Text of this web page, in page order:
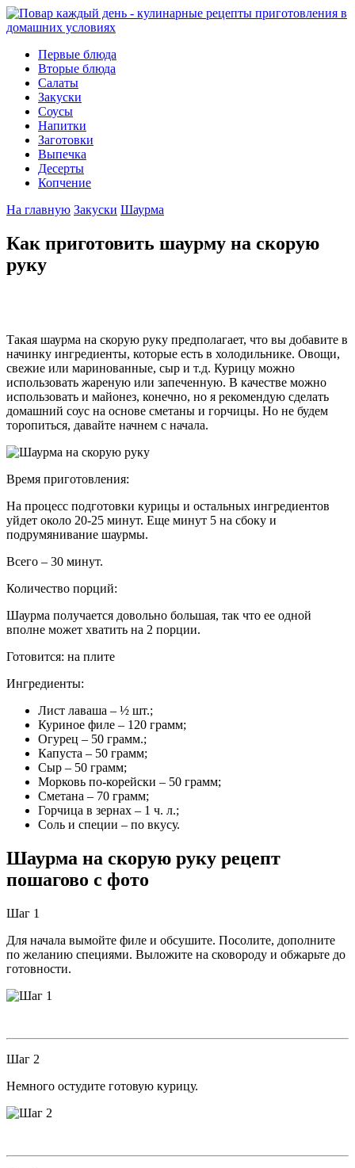
Первые блюда
Вторые блюда
Салаты
Закуски
Соусы
Напитки
Заготовки
Выпечка
Десерты
Копчение
На главную Закуски Шаурма
Как приготовить шаурму на скорую
руку
Такая шаурма на скорую руку предполагает, что вы добавите в
начинку ингредиенты, которые есть в холодильнике. Овощи,
свежие или маринованные, сыр и т.д. Курицу можно
использовать жареную или запеченную. В качестве можно
использовать и майонез, конечно, но я рекомендую сделать
домашний соус на основе сметаны и горчицы. Но не будем
торопиться, давайте начнем с начала.
Время приготовления:
На процесс подготовки курицы и остальных ингредиентов
уйдет около 20-25 минут. Еще минут 5 на сбоку и
подрумянивание шаурмы.
Всего – 30 минут.
Количество порций:
Шаурма получается довольно большая, так что ее одной
вполне может хватить на 2 порции.
Готовится: на плите
Ингредиенты:
Лист лаваша – ½ шт.;
Куриное филе – 120 грамм;
Огурец – 50 грамм.;
Капуста – 50 грамм;
Сыр – 50 грамм;
Морковь по-корейски – 50 грамм;
Сметана – 70 грамм;
Горчица в зернах – 1 ч. л.;
Соль и специи – по вкусу.
Шаурма на скорую руку рецепт
пошагово с фото
Шаг 1
Для начала вымойте филе и обсушите. Посолите, дополните
по желанию специями. Выложите на сковороду и обжарьте до
готовности.
Шаг 2
Немного остудите готовую курицу.